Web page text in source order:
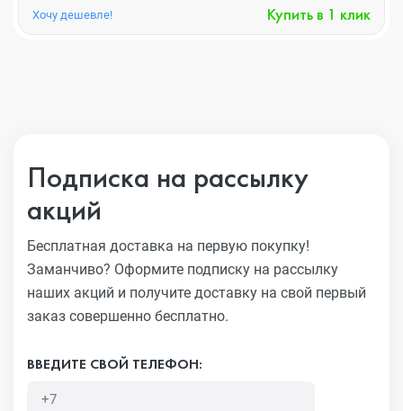
Хочу дешевле! Купить в 1 клик
Подписка на рассылку
акций
Бесплатная доставка на первую покупку!
Заманчиво? Оформите подписку на рассылку
наших акций и получите доставку на свой первый
заказ совершенно бесплатно.
ВВЕДИТЕ СВОЙ ТЕЛЕФОН: